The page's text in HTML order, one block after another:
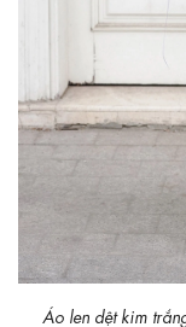
Áo len dệt kim